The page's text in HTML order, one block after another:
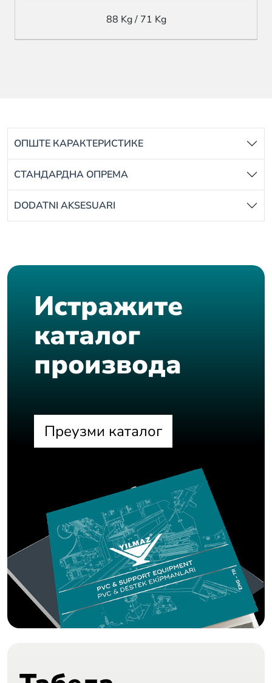
88 Kg / 71 Kg
ОПШТЕ КАРАКТЕРИСТИКЕ
СТАНДАРДНА ОПРЕМА
DODATNI AKSESUARI
Истражите
каталог
производа
Преузми каталог